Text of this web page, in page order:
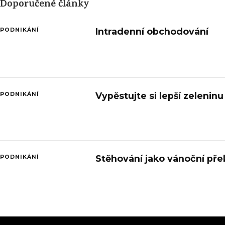
Doporučené články
PODNIKÁNÍ Intradenní obchodování
PODNIKÁNÍ Vypěstujte si lepší zeleninu
PODNIKÁNÍ Stěhování jako vánoční